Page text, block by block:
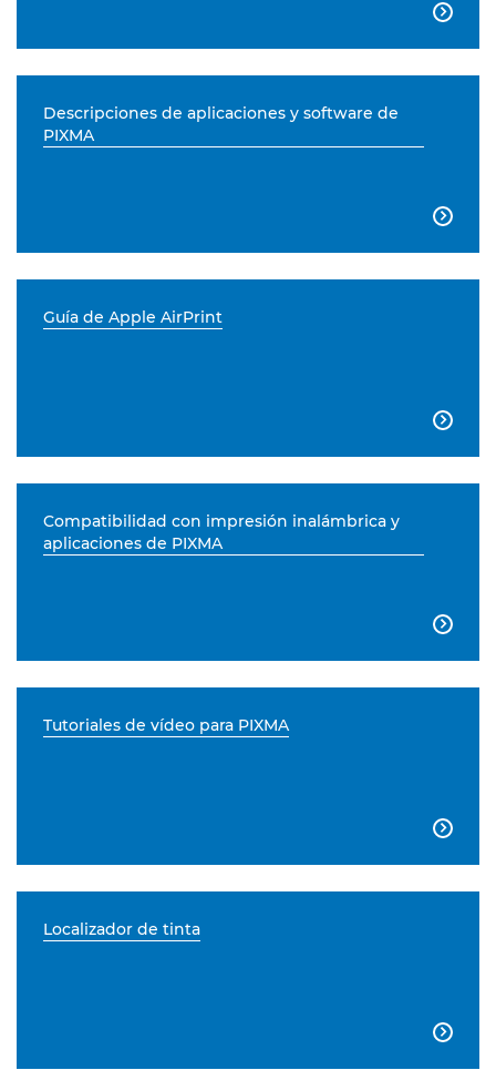

Descripciones de aplicaciones y software de
PIXMA

Guía de Apple AirPrint

Compatibilidad con impresión inalámbrica y
aplicaciones de PIXMA

Tutoriales de vídeo para PIXMA

Localizador de tinta
